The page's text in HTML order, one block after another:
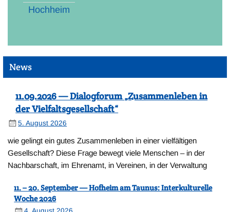
Hochheim
News
11.09.2026 — Dialogforum „Zusammenleben in
der Vielfaltsgesellschaft“
5. August 2026
wie gelingt ein gutes Zusammenleben in einer vielfältigen
Gesellschaft? Diese Frage bewegt viele Menschen – in der
Nachbarschaft, im Ehrenamt, in Vereinen, in der Verwaltung
11. – 20. September — Hofheim am Taunus: Interkulturelle
Woche 2026